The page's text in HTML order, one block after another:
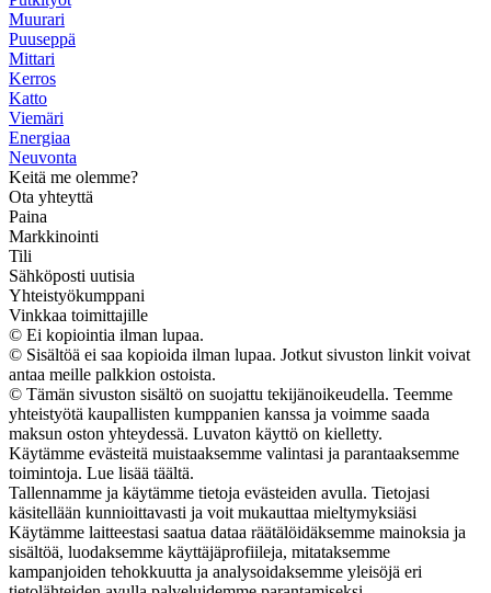
Muurari
Puuseppä
Mittari
Kerros
Katto
Viemäri
Energiaa
Neuvonta
Keitä me olemme?
Ota yhteyttä
Paina
Markkinointi
Tili
Sähköposti uutisia
Yhteistyökumppani
Vinkkaa toimittajille
© Ei kopiointia ilman lupaa.
© Sisältöä ei saa kopioida ilman lupaa. Jotkut sivuston linkit voivat
antaa meille palkkion ostoista.
© Tämän sivuston sisältö on suojattu tekijänoikeudella. Teemme
yhteistyötä kaupallisten kumppanien kanssa ja voimme saada
maksun oston yhteydessä. Luvaton käyttö on kielletty.
Käytämme evästeitä muistaaksemme valintasi ja parantaaksemme
toimintoja. Lue lisää täältä.
Tallennamme ja käytämme tietoja evästeiden avulla. Tietojasi
käsitellään kunnioittavasti ja voit mukauttaa mieltymyksiäsi
Käytämme laitteestasi saatua dataa räätälöidäksemme mainoksia ja
sisältöä, luodaksemme käyttäjäprofiileja, mitataksemme
kampanjoiden tehokkuutta ja analysoidaksemme yleisöjä eri